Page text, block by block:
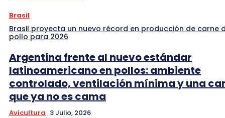
Brasil
Brasil proyecta un nuevo récord en producción de carne
pollo para 2026
Argentina frente al nuevo estándar
latinoamericano en pollos: ambiente
controlado, ventilación mínima y una
que ya no es cama
Avicultura 3 Julio, 2026